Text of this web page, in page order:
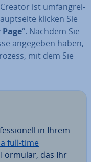
ist um­fang­rei­
klicken Sie
“. Nachdem Sie
angegeben haben,
mit dem Sie
in Ihrem
full-time
das Ihr